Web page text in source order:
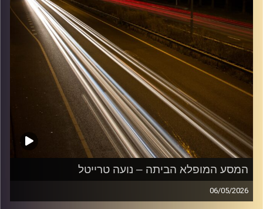
המסע המופלא הביתה – נועה טרייטל
06/05/2026